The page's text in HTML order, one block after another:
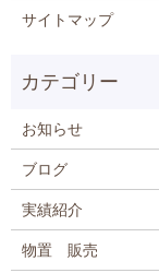
サイトマップ
お知らせ
ブログ
実績紹介
物置 販売